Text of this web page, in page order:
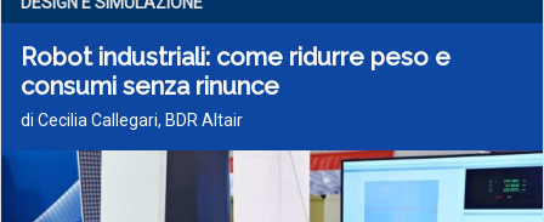
Robot industriali: come ridurre peso e
consumi senza rinunce
di Cecilia Callegari, BDR Altair